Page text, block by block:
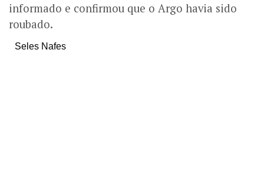
informado e confirmou que o Argo havia sido
roubado.
Seles Nafes